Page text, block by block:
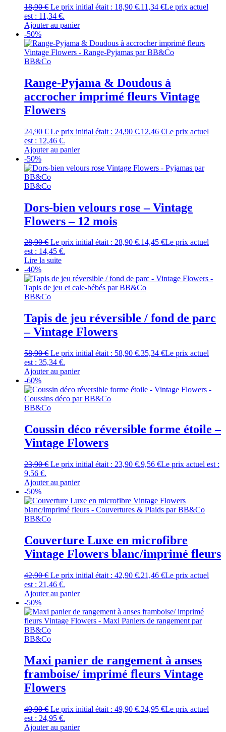
18,90€ Le prix initial était : 18,90 €.11,34 €Le prix actuel
est : 11,34 €.
Ajouter au panier
-50%
BB&Co
Range-Pyjama & Doudous à
accrocher imprimé fleurs Vintage
Flowers
24,90€ Le prix initial était : 24,90 €.12,46 €Le prix actuel
est : 12,46 €.
Ajouter au panier
-50%
BB&Co
Dors-bien velours rose – Vintage
Flowers – 12 mois
28,90€ Le prix initial était : 28,90 €.14,45 €Le prix actuel
est : 14,45 €.
Lire la suite
-40%
BB&Co
Tapis de jeu réversible / fond de parc
– Vintage Flowers
58,90€ Le prix initial était : 58,90 €.35,34 €Le prix actuel
est : 35,34 €.
Ajouter au panier
-60%
BB&Co
Coussin déco réversible forme étoile –
Vintage Flowers
23,90€ Le prix initial était : 23,90 €.9,56 €Le prix actuel est :
9,56 €.
Ajouter au panier
-50%
BB&Co
Couverture Luxe en microfibre
Vintage Flowers blanc/imprimé fleurs
42,90€ Le prix initial était : 42,90 €.21,46 €Le prix actuel
est : 21,46 €.
Ajouter au panier
-50%
BB&Co
Maxi panier de rangement à anses
framboise/ imprimé fleurs Vintage
Flowers
49,90€ Le prix initial était : 49,90 €.24,95 €Le prix actuel
est : 24,95 €.
Ajouter au panier